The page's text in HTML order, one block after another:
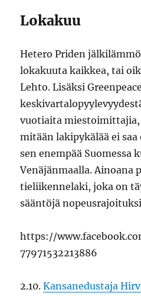
Lokakuu
Hetero Priden
lokakuuta kaikkea, tai
Lehto. Lisäksi
vuotiaita
mitään lakipykälää ei
sen enempää Suomessa
Venäjänmaalla. Ainoana
tieliikennelaki, joka on
sääntöjä
https://
77971532213886
2.10.Kansanedustaja